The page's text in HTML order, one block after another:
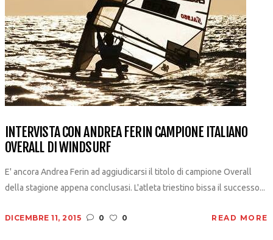
INTERVISTA CON ANDREA FERIN CAMPIONE ITALIANO
OVERALL DI WINDSURF
E' ancora Andrea Ferin ad aggiudicarsi il titolo di campione Overall
della stagione appena conclusasi. L'atleta triestino bissa il successo...
DICEMBRE 11, 2015 0 0 READ MORE